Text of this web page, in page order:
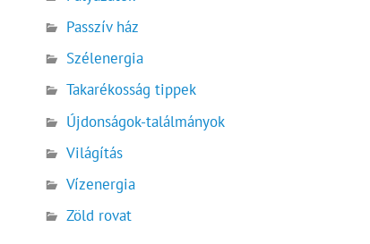
Passzív ház
Szélenergia
Takarékosság tippek
Újdonságok-találmányok
Világítás
Vízenergia
Zöld rovat